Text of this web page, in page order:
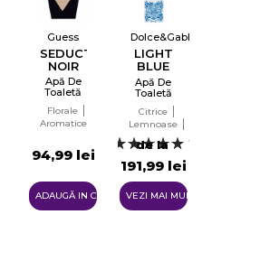
Guess
SEDUCTIVE
NOIR
Apă De
Toaletă
Femei
Tester
Florale
Aromatice
94,99 lei
ADAUGĂ IN COŞ
Dolce&Gabbana
LIGHT
BLUE
SUMMER
VIBES
Apă De
Toaletă
Femei
Tester
EDT
Citrice
Lemnoase
Aromatice
1
de la
191,99 lei
VEZI MAI MULTE